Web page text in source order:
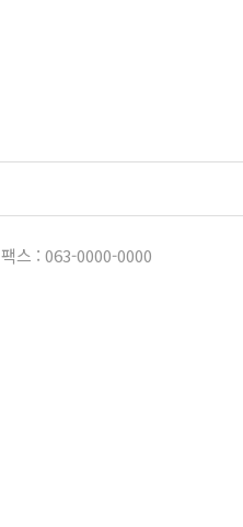
팩스 : 063-0000-0000